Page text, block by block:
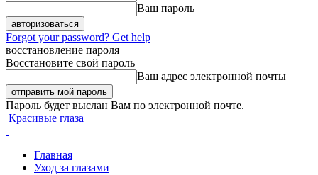
Ваш пароль
Forgot your password? Get help
восстановление пароля
Восстановите свой пароль
Ваш адрес электронной почты
Пароль будет выслан Вам по электронной почте.
Красивые глаза
Главная
Уход за глазами